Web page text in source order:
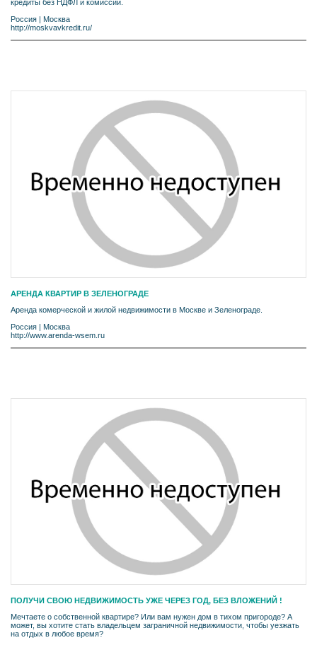
кредиты без НДФЛ и комиссий.
Россия
Москва
http://moskvavkredit.ru/
АРЕНДА КВАРТИР В ЗЕЛЕНОГРАДЕ
Аренда комерческой и жилой недвижимости в Москве и Зеленограде.
Россия | Москва
http://www.arenda-wsem.ru
ПОЛУЧИ СВОЮ НЕДВИЖИМОСТЬ УЖЕ ЧЕРЕЗ ГОД, БЕЗ ВЛОЖЕНИЙ !
Мечтаете о собственной квартире? Или вам нужен дом в тихом пригороде? А
может, вы хотите стать владельцем заграничной недвижимости, чтобы уезжать
на отдых в любое время?